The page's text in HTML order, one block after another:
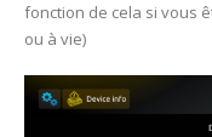
fonction de cela si vous
ou à vie)